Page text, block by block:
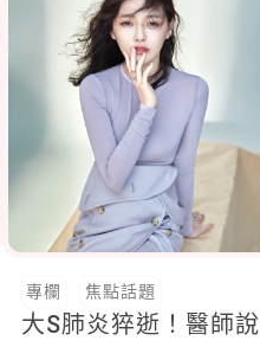
專欄 焦點話題
大S肺炎猝逝！醫師說